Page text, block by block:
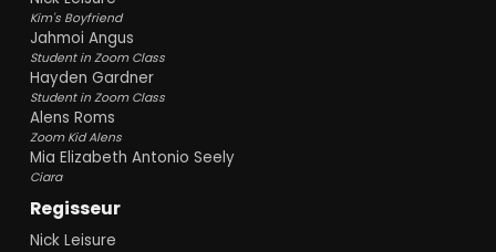
Kim's Boyfriend
Jahmoi Angus
Student in Zoom Class
Hayden Gardner
Student in Zoom Class
Alens Roms
Zoom Kid Alens
Mia Elizabeth Antonio Seely
Ciara
Regisseur
Nick Leisure